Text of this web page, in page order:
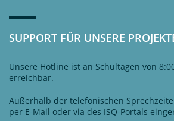
SUPPORT FÜR UNSERE
Unsere Hotline ist an Schultagen von
erreichbar.
Außerhalb der telefonischen
per E-Mail oder via des ISQ-Portals